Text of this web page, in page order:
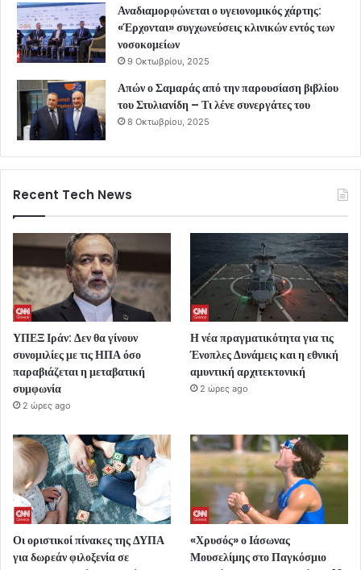
Αναδιαμορφώνεται ο υγειονομικός χάρτης:
«Έρχονται» συγχωνεύσεις κλινικών εντός των
νοσοκομείων
9 Οκτωβρίου, 2025
Απών ο Σαμαράς από την παρουσίαση βιβλίου
του Στυλιανίδη – Τι λένε συνεργάτες του
8 Οκτωβρίου, 2025
Recent Tech News
ΥΠΕΞ Ιράν: Δεν θα γίνουν
συνομιλίες με τις ΗΠΑ όσο
παραβιάζεται η μεταβατική
συμφωνία
2 ώρες ago
Η νέα πραγματικότητα για τις
Ένοπλες Δυνάμεις και η εθνική
αμυντική αρχιτεκτονική
2 ώρες ago
Οι οριστικοί πίνακες της ΔΥΠΑ
για δωρεάν φιλοξενία σε
«Χρυσός» ο Ιάσωνας
Μουσελίμης στο Παγκόσμιο